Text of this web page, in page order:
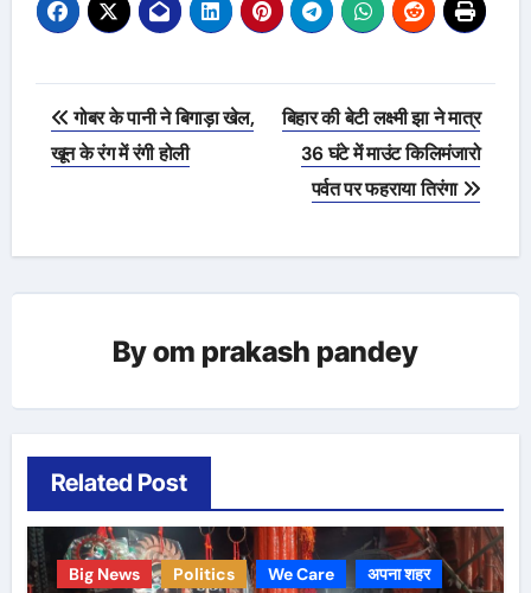
Post
navigation
गोबर के पानी ने बिगाड़ा खेल,
खून के रंग में रंगी होली
बिहार की बेटी लक्ष्मी झा ने मात्र
36 घंटे में माउंट किलिमंजारो
पर्वत पर फहराया तिरंगा
Byom prakash pandey
Related Post
Big News Politics We Care
अपना शहर